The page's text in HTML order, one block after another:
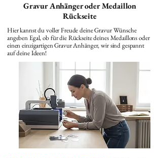
Gravur Anhänger oder Medaillon
Rückseite
Hier kannst du voller Freude deine Gravur Wünsche
angeben Egal, ob für die Rückseite deines Medaillons oder
einen einzigartigen Gravur Anhänger, wir sind gespannt
auf deine Ideen!